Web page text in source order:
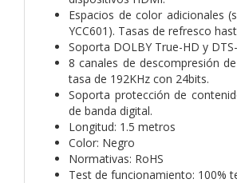
Espacios de color adicionales
YCC601). Tasas de refresco
Soporta DOLBY True-HD y
8 canales de descompresión
tasa de 192KHz con 24bits.
Soporta protección de
de banda digital.
Longitud: 1.5 metros
Color: Negro
Normativas: RoHS
Test de funcionamiento: 100%